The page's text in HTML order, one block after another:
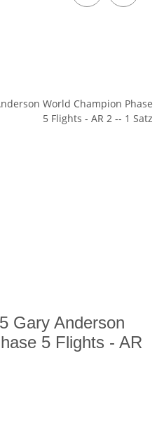
Gary Anderson
5 Flights - AR